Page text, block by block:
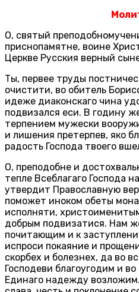
О, святый
приснопамятне, воине
Церкве Русския верный
Ты, первее труды
очистити, во обитель
идеже диаконскаго чина
подвизался еси. В годину
терпением мужески
и лишения претерпев, яко
радость Господа твоего
О, преподобне и
тепле Всеблагаго Господа
утвердит Православную
поможет иноком обеты
исполняти,
добрым подвизатися. Нам
почитающим и к
испроси покаяние и
скорбех и болезнех, да во
Господеви благоугодим и
Единаго надежду